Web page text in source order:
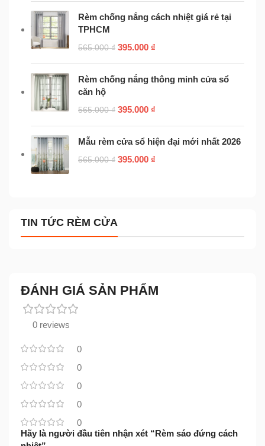
Rèm chống nắng cách nhiệt giá rẻ tại
TPHCM
565.000₫ 395.000 ₫
Rèm chống nắng thông minh cửa sổ
căn hộ
565.000₫ 395.000 ₫
Mẫu rèm cửa sổ hiện đại mới nhất 2026
565.000₫ 395.000 ₫
TIN TỨC RÈM CỬA
ĐÁNH GIÁ SẢN PHẨM
0 reviews
0
0
0
0
0
Hãy là người đầu tiên nhận xét “Rèm sáo đứng cách